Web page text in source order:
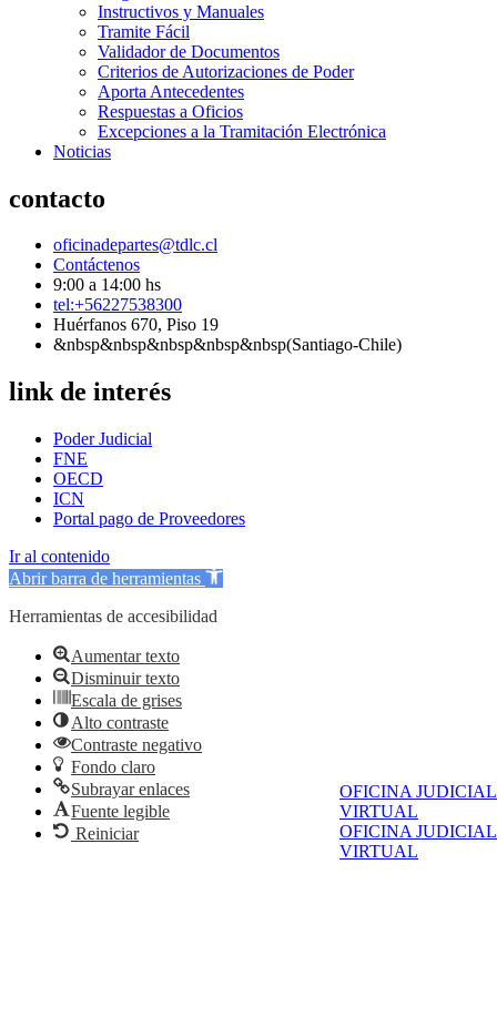
OFICINA JUDICIAL
VIRTUAL
OFICINA JUDICIAL
VIRTUAL
Instructivos y Manuales
Tramite Fácil
Validador de Documentos
Criterios de Autorizaciones de Poder
Aporta Antecedentes
Respuestas a Oficios
Excepciones a la Tramitación Electrónica
Noticias
contacto
oficinadepartes@tdlc.cl
Contáctenos
9:00 a 14:00 hs
tel:+56227538300
Huérfanos 670, Piso 19
&nbsp&nbsp&nbsp&nbsp&nbsp(Santiago-Chile)
link de interés
Poder Judicial
FNE
OECD
ICN
Portal pago de Proveedores
Ir al contenido
Abrir barra de herramientas
Herramientas de accesibilidad
Aumentar texto
Disminuir texto
Escala de grises
Alto contraste
Contraste negativo
Fondo claro
Subrayar enlaces
Fuente legible
Reiniciar